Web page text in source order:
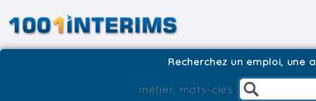
Recherchez un emploi, une